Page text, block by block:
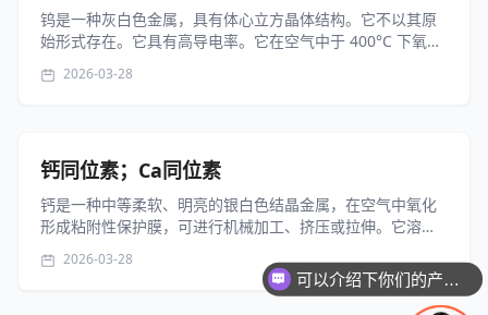
钨是一种灰白色金属，具有体心立方晶体结构。它不以其原
始形式存在。它具有高导电率。它在空气中于 400°C 下氧
铅等氧化剂存在下迅速增加。它不溶于水，并且几乎不溶于
2026-03-28
钙同位素；Ca同位素
钙是一种中等柔软、明亮的银白色结晶金属，在空气中氧化
形成粘附性保护膜，可进行机械加工、挤压或拉伸。它溶于
呈砖红色。金属钙与许多非金属元素反应，形成相应的二元
化合物。虽然与氟的反应在环境温度...
2026-03-28